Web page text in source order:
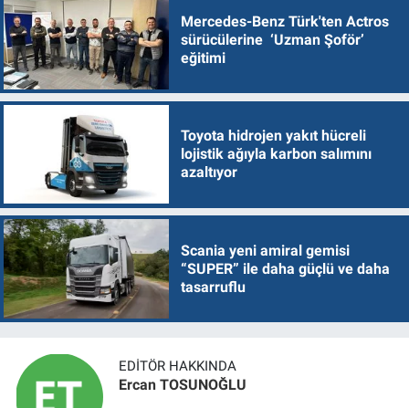
Mercedes-Benz Türk'ten Actros
sürücülerine ‘Uzman Şoför’
eğitimi
Toyota hidrojen yakıt hücreli
lojistik ağıyla karbon salımını
azaltıyor
Scania yeni amiral gemisi
“SUPER” ile daha güçlü ve daha
tasarruflu
EDITÖR HAKKINDA
Ercan TOSUNOĞLU